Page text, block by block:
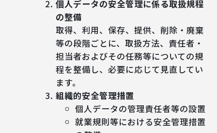
個人データの安全管理に係る取扱規程
の整備
取得、利用、保存、提供、削除・廃棄
等の段階ごとに、取扱方法、責任者・
担当者およびその任務等についての規
程を整備し、必要に応じて見直してい
ます。
組織的安全管理措置
個人データの管理責任者等の設置
就業規則等における安全管理措置